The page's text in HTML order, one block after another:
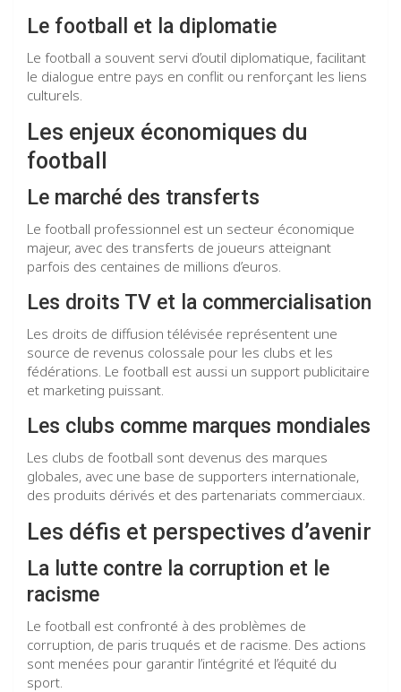
Le football et la diplomatie
Le football a souvent servi d’outil diplomatique, facilitant
le dialogue entre pays en conflit ou renforçant les liens
culturels.
Les enjeux économiques du
football
Le marché des transferts
Le football professionnel est un secteur économique
majeur, avec des transferts de joueurs atteignant
parfois des centaines de millions d’euros.
Les droits TV et la commercialisation
Les droits de diffusion télévisée représentent une
source de revenus colossale pour les clubs et les
fédérations. Le football est aussi un support publicitaire
et marketing puissant.
Les clubs comme marques mondiales
Les clubs de football sont devenus des marques
globales, avec une base de supporters internationale,
des produits dérivés et des partenariats commerciaux.
Les défis et perspectives d’avenir
La lutte contre la corruption et le
racisme
Le football est confronté à des problèmes de
corruption, de paris truqués et de racisme. Des actions
sont menées pour garantir l’intégrité et l’équité du
sport.